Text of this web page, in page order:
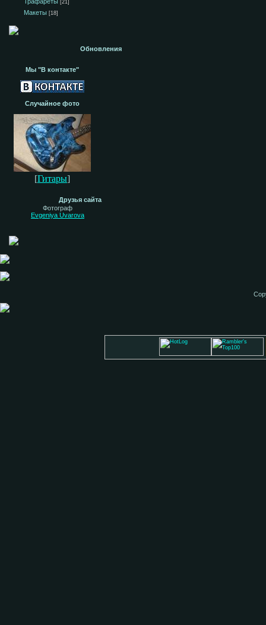
[21]
Макеты [18]
Обновления
Мы "В контакте"
Случайное фото
[Гитары]
Друзья сайта
Фотограф
Evgeniya Uvarova